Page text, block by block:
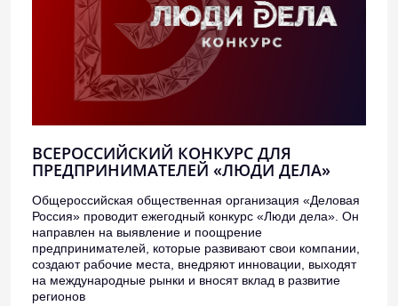
ВСЕРОССИЙСКИЙ КОНКУРС ДЛЯ
ПРЕДПРИНИМАТЕЛЕЙ «ЛЮДИ ДЕЛА»
Общероссийская общественная организация «Деловая
Россия» проводит ежегодный конкурс «Люди дела». Он
направлен на выявление и поощрение
предпринимателей, которые развивают свои компании,
создают рабочие места, внедряют инновации, выходят
на международные рынки и вносят вклад в развитие
регионов